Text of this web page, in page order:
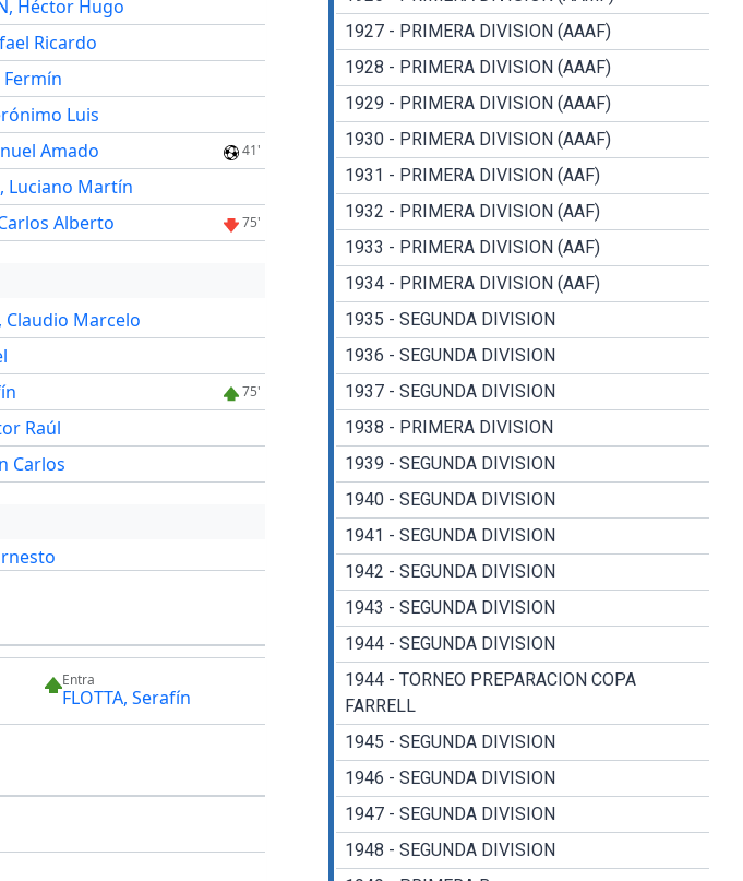
Héctor Hugo
Ricardo
Fermín
Luis
Amado 41'
Luciano Martín
Alberto 75'
Claudio Marcelo
75'
Raúl
Carlos
Entra
FLOTTA, Serafín
1927 - PRIMERA DIVISION (AAAF)
1928 - PRIMERA DIVISION (AAAF)
1929 - PRIMERA DIVISION (AAAF)
1930 - PRIMERA DIVISION (AAAF)
1931 - PRIMERA DIVISION (AAF)
1932 - PRIMERA DIVISION (AAF)
1933 - PRIMERA DIVISION (AAF)
1934 - PRIMERA DIVISION (AAF)
1935 - SEGUNDA DIVISION
1936 - SEGUNDA DIVISION
1937 - SEGUNDA DIVISION
1938 - PRIMERA DIVISION
1939 - SEGUNDA DIVISION
1940 - SEGUNDA DIVISION
1941 - SEGUNDA DIVISION
1942 - SEGUNDA DIVISION
1943 - SEGUNDA DIVISION
1944 - SEGUNDA DIVISION
1944 - TORNEO PREPARACION COPA
FARRELL
1945 - SEGUNDA DIVISION
1946 - SEGUNDA DIVISION
1947 - SEGUNDA DIVISION
1948 - SEGUNDA DIVISION